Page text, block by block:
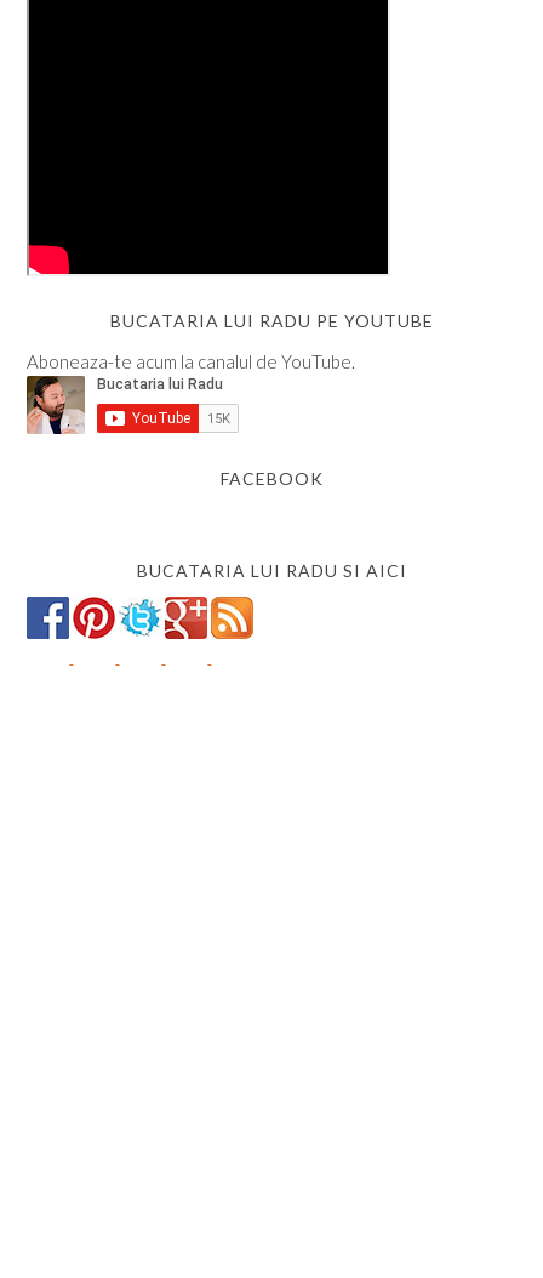
BUCATARIA LUI RADU PE YOUTUBE
Aboneaza-te acum la canalul de YouTube.
FACEBOOK
BUCATARIA LUI RADU SI AICI